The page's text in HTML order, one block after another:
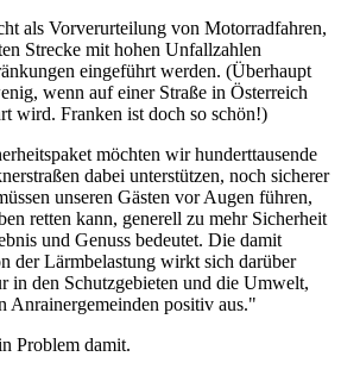
als Vorverurteilung von Motorradfahren,
Strecke mit hohen Unfallzahlen
eingeführt werden. (Überhaupt
wenn auf einer Straße in Österreich
wird. Franken ist doch so schön!)
möchten wir hunderttausende
dabei unterstützen, noch sicherer
unseren Gästen vor Augen führen,
retten kann, generell zu mehr Sicherheit
und Genuss bedeutet. Die damit
der Lärmbelastung wirkt sich darüber
in den Schutzgebieten und die Umwelt,
Anrainergemeinden positiv aus."
Problem damit.